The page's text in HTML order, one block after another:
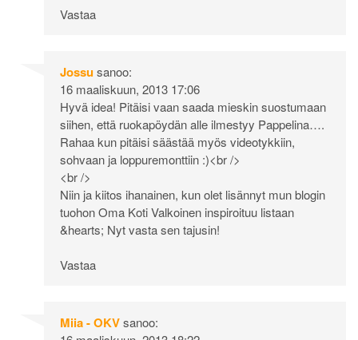
Vastaa
Jossusanoo:
16 maaliskuun, 2013 17:06
Hyvä idea! Pitäisi vaan saada mieskin suostumaan
siihen, että ruokapöydän alle ilmestyy Pappelina….
Rahaa kun pitäisi säästää myös videotykkiin,
sohvaan ja loppuremonttiin :)<br />
<br />
Niin ja kiitos ihanainen, kun olet lisännyt mun blogin
tuohon Oma Koti Valkoinen inspiroituu listaan
&hearts; Nyt vasta sen tajusin!
Vastaa
Miia - OKVsanoo: